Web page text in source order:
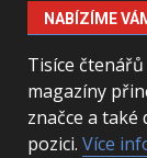
NABÍZÍME
Tisíce
magazíny
značce a také
pozici. Více